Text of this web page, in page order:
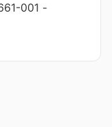
001 -